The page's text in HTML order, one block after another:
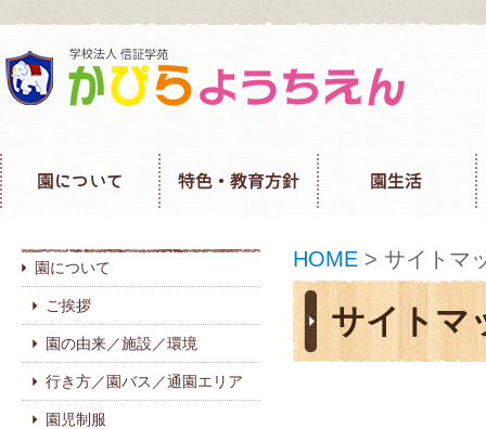
園について
ご挨拶
園の由来／施設／環境
行き方／園バス／通園エリア
園児制服
HOME > サイトマ
サイトマ